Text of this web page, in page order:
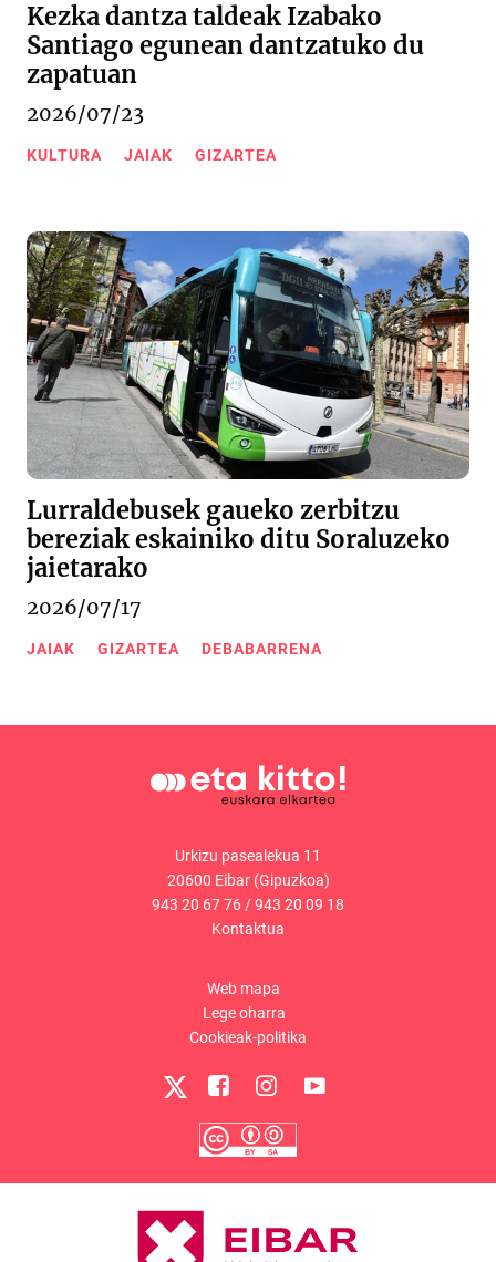
Kezka dantza taldeak Izabako
Santiago egunean dantzatuko du
zapatuan
2026/07/23
KULTURA JAIAK GIZARTEA
Lurraldebusek gaueko zerbitzu
bereziak eskainiko ditu Soraluzeko
jaietarako
2026/07/17
JAIAK GIZARTEA DEBABARRENA
Urkizu pasealekua 11
20600 Eibar (Gipuzkoa)
943 20 67 76 /943 20 09 18
Kontaktua
Web mapa
Lege oharra
Cookieak-politika